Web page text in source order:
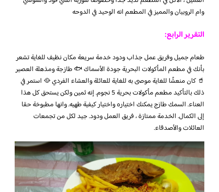
وام الروبيان والمميز في المطعم انه الوحيد في الدوحه
التقرير الرابع:
طعام جميل وفريق عمل جذاب ودود خدمة سريعة مكان نظيف للغاية تشعر
بأنك في مطعم المأكولات البحرية جودة الأسماك 🐟 طازجة ومذهلة العصير
🥤 كان منعشًا للغاية موصى به للغاية للعائلة والعشاء الفردي 🥘 استمر في
ذلك بالتأكيد مطعم مأكولات بحرية 5 نجوم. إنه ثمين ولكن يستحق كل هذا
العناء. السمك طازج يمكنك اختياره واختيار كيفية طهيه. وانها مطبوخة حقا
إلى الكمال. الخدمة ممتازة ، فريق العمل ودود. جيد لكل من تجمعات
العائلات والأصدقاء.